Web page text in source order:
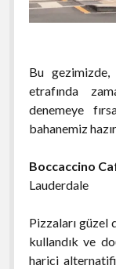
Bu gezimizde,
etrafında
denemeye
bahanemiz
Boccaccino
Lauderdale
Pizzaları güzel
kullandık ve
harici